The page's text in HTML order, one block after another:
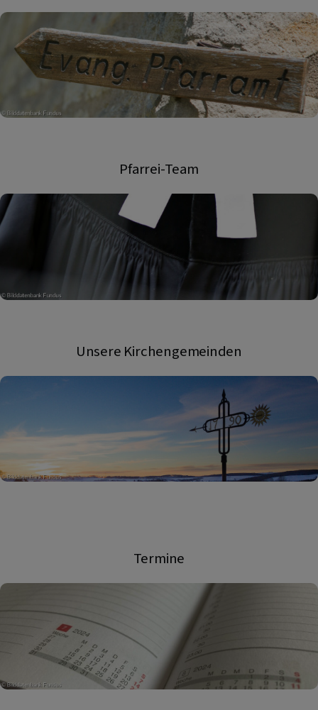
Pfarrei-Team
Unsere Kirchengemeinden
Termine